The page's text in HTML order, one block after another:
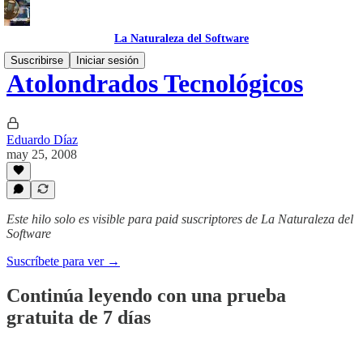
La Naturaleza del Software
Suscribirse
Iniciar sesión
Atolondrados Tecnológicos
Eduardo Díaz
may 25, 2008
Este hilo solo es visible para paid suscriptores de La Naturaleza del
Software
Suscríbete para ver →
Continúa leyendo con una prueba
gratuita de 7 días